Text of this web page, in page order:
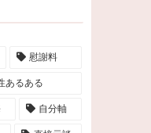
慰謝料
あるある
自分軸